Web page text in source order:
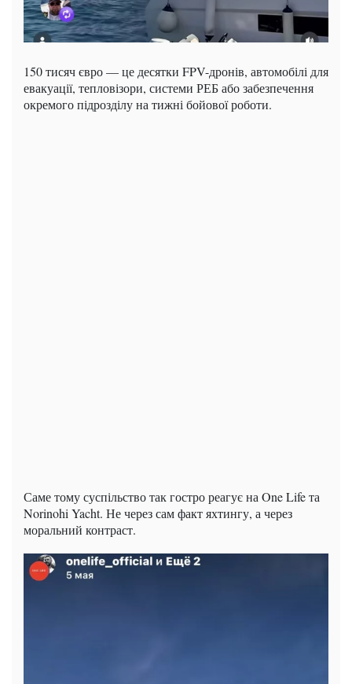
150 тисяч євро — це десятки FPV-дронів, автомобілі для
евакуації, тепловізори, системи РЕБ або забезпечення
окремого підрозділу на тижні бойової роботи.
Саме тому суспільство так гостро реагує на One Life та
Norinohi Yacht. Не через сам факт яхтингу, а через
моральний контраст.